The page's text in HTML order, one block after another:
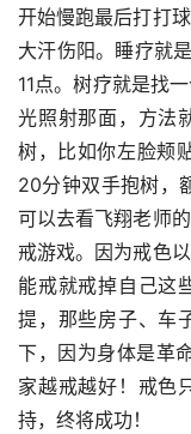
开始慢跑最后打打
大汗伤阳。睡疗就
11点。树疗就是找
光照射那面，方法
树，比如你左脸颊
20分钟双手抱树，
可以去看飞翔老师
戒游戏。因为戒色
能戒就戒掉自己这
提，那些房子、车
下，因为身体是革
家越戒越好！戒色
持，终将成功！